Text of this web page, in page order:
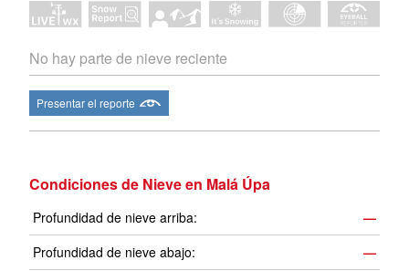
No hay parte de nieve reciente
Presentar el reporte
Condiciones de Nieve en Malá Úpa
Profundidad de nieve arriba:
—
Profundidad de nieve abajo:
—